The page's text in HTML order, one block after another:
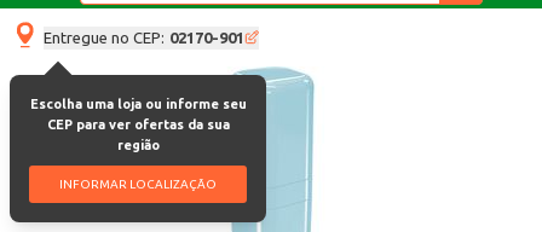
Entregue no CEP: 02170-901
Escolha uma loja ou informe seu
CEP para ver ofertas da sua
região
INFORMAR LOCALIZAÇÃO